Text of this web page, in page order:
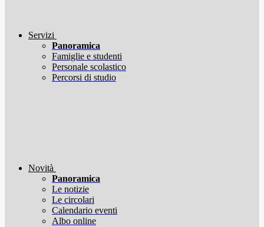
Servizi
Panoramica
Famiglie e studenti
Personale scolastico
Percorsi di studio
Novità
Panoramica
Le notizie
Le circolari
Calendario eventi
Albo online